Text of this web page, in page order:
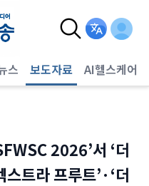
스 보도자료 AI헬스케어
2026’서 ‘더
트라 프루트’·‘더